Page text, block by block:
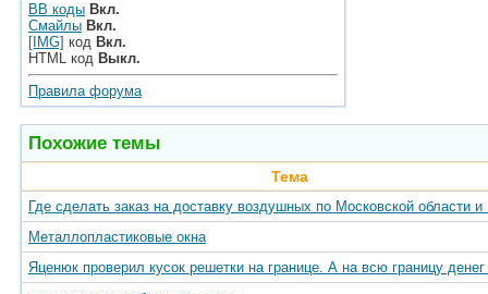
BB коды Вкл.
Смайлы Вкл.
[IMG] код Вкл.
HTML код Выкл.
Правила форума
Похожие темы
Тема
Где сделать заказ на доставку воздушных по Московской области
Металлопластиковые окна
Яценюк проверил кусок решетки на границе. А на всю границу денег